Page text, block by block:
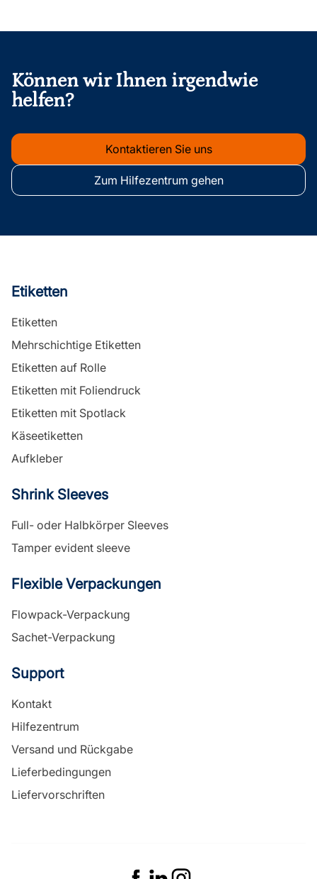
Können wir Ihnen irgendwie
helfen?
Kontaktieren Sie uns
Zum Hilfezentrum gehen
Etiketten
Etiketten
Mehrschichtige Etiketten
Etiketten auf Rolle
Etiketten mit Foliendruck
Etiketten mit Spotlack
Käseetiketten
Aufkleber
Shrink Sleeves
Full- oder Halbkörper Sleeves
Tamper evident sleeve
Flexible Verpackungen
Flowpack-Verpackung
Sachet-Verpackung
Support
Kontakt
Hilfezentrum
Versand und Rückgabe
Lieferbedingungen
Liefervorschriften